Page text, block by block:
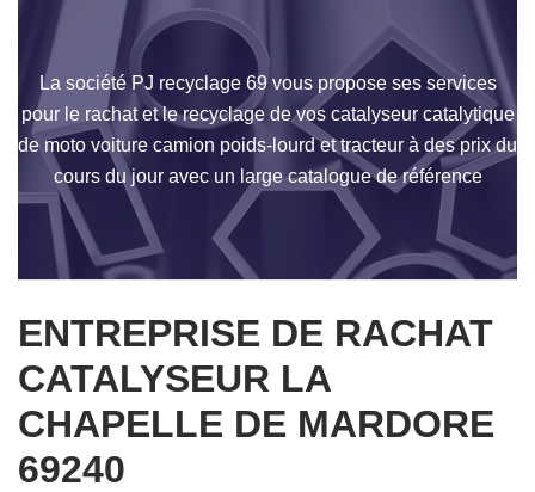
La société PJ recyclage 69 vous propose ses services
pour le rachat et le recyclage de vos catalyseur catalytique
de moto voiture camion poids-lourd et tracteur à des prix du
cours du jour avec un large catalogue de référence
ENTREPRISE DE RACHAT
CATALYSEUR LA
CHAPELLE DE MARDORE
69240